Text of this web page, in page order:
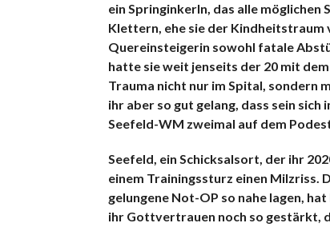
ein Springinkerln, das alle
Klettern, ehe sie der Kindheitstraum
Quereinsteigerin sowohl fatale
hatte sie weit jenseits der 20 mit
Trauma nicht nur im Spital, sondern
ihr aber so gut gelang, dass sein
Seefeld-WM zweimal auf dem
Seefeld, ein Schicksalsort, der ihr
einem Trainingssturz einen Milzriss.
gelungene Not-OP so nahe lagen,
ihr Gottvertrauen noch so gestärkt,